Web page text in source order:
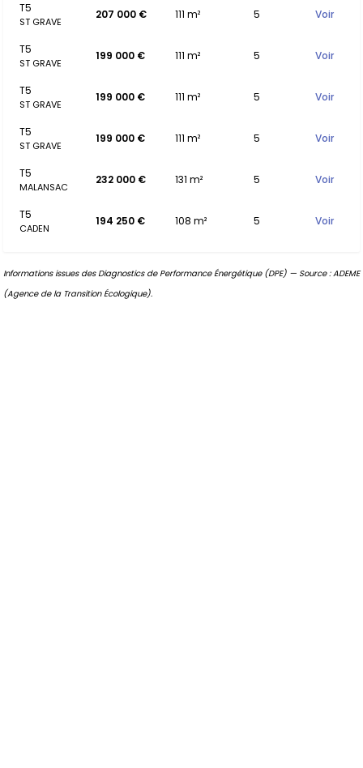
T5
ST GRAVE
207 000 € 111 m² 5 Voir
T5
ST GRAVE
199 000 € 111 m² 5 Voir
T5
ST GRAVE
199 000 € 111 m² 5 Voir
T5
ST GRAVE
199 000 € 111 m² 5 Voir
T5
MALANSAC
232 000 € 131 m² 5 Voir
T5
CADEN
194 250 € 108 m² 5 Voir
Informations issues des Diagnostics de Performance Énergétique (DPE) — Source : ADEME
(Agence de la Transition Écologique).